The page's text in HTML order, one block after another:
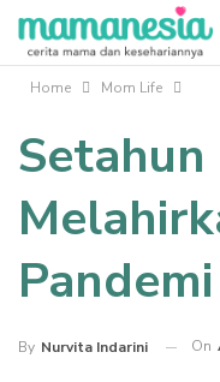
Home Mom Life
Setahun
By Nurvita Indarini On